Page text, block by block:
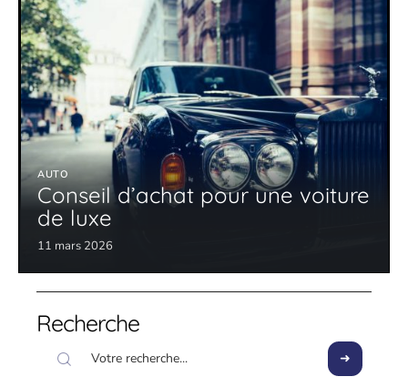
AUTO
Conseil d’achat pour une voiture
de luxe
11 mars 2026
Recherche